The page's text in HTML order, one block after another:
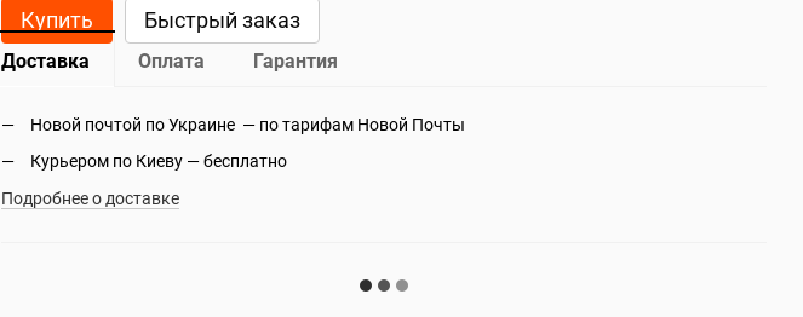
Купить Быстрый заказ
Доставка Оплата Гарантия
Новой почтой по Украине — по тарифам Новой Почты
Курьером по Киеву — бесплатно
Подробнее о доставке